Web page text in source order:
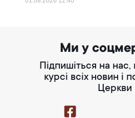
Ми у
Підпишіться на
курсі всіх новин і
Церкви